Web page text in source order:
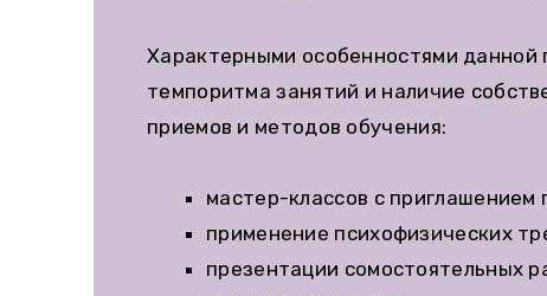
Характерными особенностями данной
темпоритма занятий и наличие
приемов и методов обучения:
мастер-классов с приглашением
применение психофизических
презентации сомостоятельных